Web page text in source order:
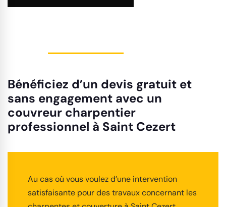
Bénéficiez d’un devis gratuit et
sans engagement avec un
couvreur charpentier
professionnel à Saint Cezert
Au cas où vous voulez d’une intervention
satisfaisante pour des travaux concernant les